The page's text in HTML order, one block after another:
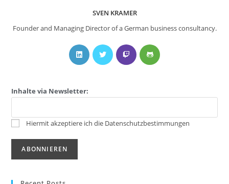
SVEN KRAMER
Founder and Managing Director of a German business consultancy.
Inhalte via Newsletter:
Hiermit akzeptiere ich die Datenschutzbestimmungen